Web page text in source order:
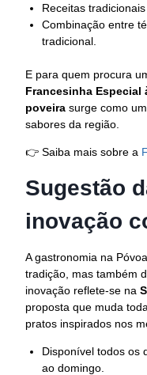
Receitas
Combinação entre
tradicional.
E para quem procura
Francesinha Especial
poveirasurge como
sabores da região.
👉 Saiba mais sobre a
Sugestão
inovação
A gastronomia na
tradição, mas também
inovação reflete-se na
proposta que muda
pratos inspirados nos
Disponível todos os
ao domingo.